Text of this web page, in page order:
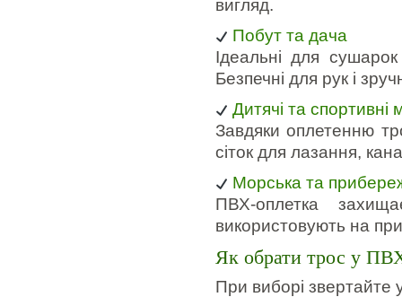
вигляд.
Побут та дача
Ідеальні для сушарок
Безпечні для рук і
Дитячі та спортивні
Завдяки оплетенню
сіток для лазання,
Морська та
ПВХ-оплетка
використовують на
Як обрати трос у
При виборі звертайте